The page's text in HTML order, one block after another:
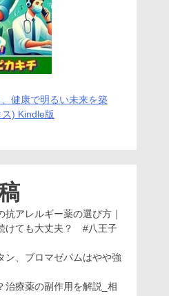
健康で明るい未来を築
) Kindle版
抗アレルギー薬の選び方｜
けても大丈夫？ #八王子
ン、ブロマゼパムはやや強
治療薬の副作用を解説_相